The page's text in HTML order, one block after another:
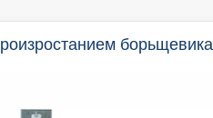
борьщевика